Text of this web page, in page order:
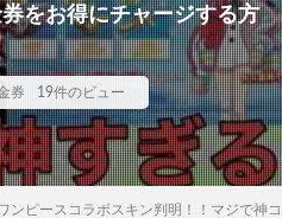
をお得にチャージする方
券 19件のビュー
ンピースコラボスキン判明！！マジで神